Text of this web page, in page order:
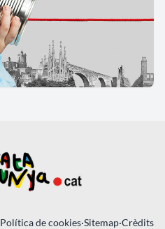
Política de cookies·Sitemap·Crèdits